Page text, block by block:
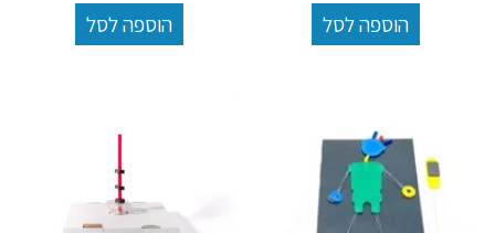
הוספה לסל הוספה לסל